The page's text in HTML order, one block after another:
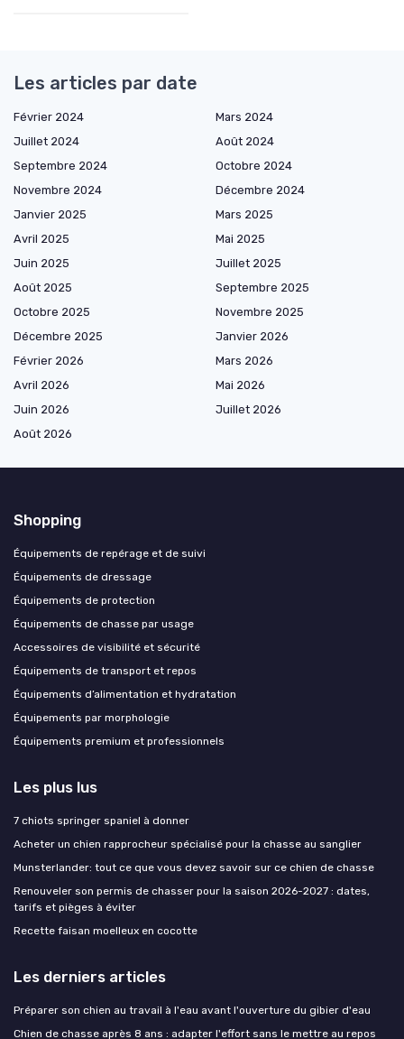
Les articles par date
Février 2024
Mars 2024
Juillet 2024
Août 2024
Septembre 2024
Octobre 2024
Novembre 2024
Décembre 2024
Janvier 2025
Mars 2025
Avril 2025
Mai 2025
Juin 2025
Juillet 2025
Août 2025
Septembre 2025
Octobre 2025
Novembre 2025
Décembre 2025
Janvier 2026
Février 2026
Mars 2026
Avril 2026
Mai 2026
Juin 2026
Juillet 2026
Août 2026
Shopping
Équipements de repérage et de suivi
Équipements de dressage
Équipements de protection
Équipements de chasse par usage
Accessoires de visibilité et sécurité
Équipements de transport et repos
Équipements d’alimentation et hydratation
Équipements par morphologie
Équipements premium et professionnels
Les plus lus
7 chiots springer spaniel à donner
Acheter un chien rapprocheur spécialisé pour la chasse au sanglier
Munsterlander: tout ce que vous devez savoir sur ce chien de chasse
Renouveler son permis de chasser pour la saison 2026-2027 : dates,
tarifs et pièges à éviter
Recette faisan moelleux en cocotte
Les derniers articles
Préparer son chien au travail à l'eau avant l'ouverture du gibier d'eau
Chien de chasse après 8 ans : adapter l'effort sans le mettre au repos